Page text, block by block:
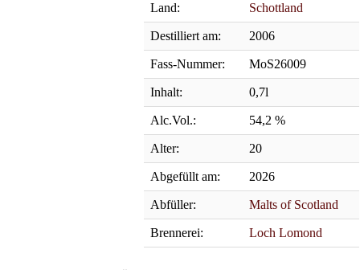
Land: Schottland
Destilliert am: 2006
Fass-Nummer: MoS26009
Inhalt: 0,7l
Alc.Vol.: 54,2 %
Alter: 20
Abgefüllt am: 2026
Abfüller: Malts of Scotland
Brennerei: Loch Lomond